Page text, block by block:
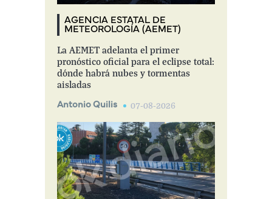
AGENCIA ESTATAL DE
METEOROLOGÍA (AEMET)
La AEMET adelanta el primer
pronóstico oficial para el eclipse total:
dónde habrá nubes y tormentas
aisladas
Antonio Quilis 07-08-2026